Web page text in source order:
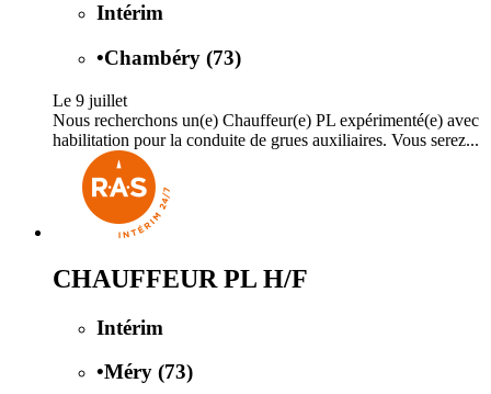
Intérim
•Chambéry (73)
Le 9 juillet
Nous recherchons un(e) Chauffeur(e) PL expérimenté(e) avec
habilitation pour la conduite de grues auxiliaires. Vous serez...
CHAUFFEUR PL H/F
Intérim
•Méry (73)